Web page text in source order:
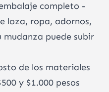
completo -
loza, ropa, adornos,
puede subir
de los materiales
y $1.000 pesos